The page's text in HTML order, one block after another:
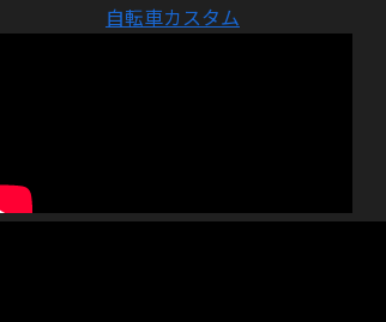
自転車カスタム